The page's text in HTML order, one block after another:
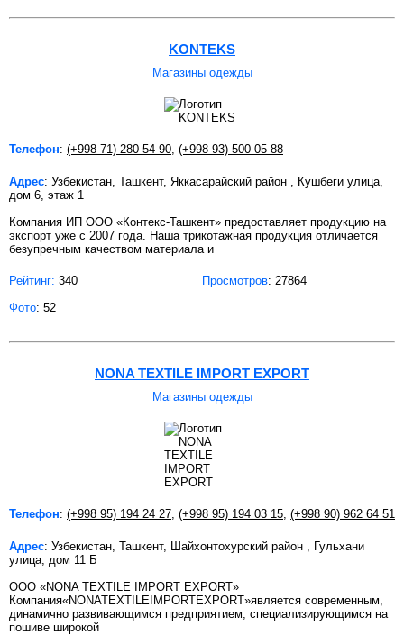
KONTEKS
Магазины одежды
Телефон: (+998 71) 280 54 90 (+998 93) 500 05 88
Адрес: Узбекистан, Ташкент, Яккасарайский район , Кушбеги улица,
дом 6, этаж 1
Компания ИП ООО «Контекс-Ташкент» предоставляет продукцию на
экспорт уже с 2007 года. Наша трикотажная продукция отличается
безупречным качеством материала и
Рейтинг: 340 Просмотров: 27864
Фото: 52
NONA TEXTILE IMPORT EXPORT
Магазины одежды
Телефон: (+998 95) 194 24 27 (+998 95) 194 03 15 (+998 90) 962 64 51
Адрес: Узбекистан, Ташкент, Шайхонтохурский район , Гульхани
улица, дом 11 Б
ООО «NONA TEXTILE IMPORT EXPORT»
Компания«NONATEXTILEIMPORTEXPORT»является современным,
динамично развивающимся предприятием, специализирующимся на
пошиве широкой